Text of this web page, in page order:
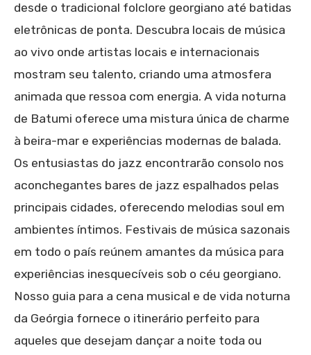
desde o tradicional folclore georgiano até batidas
eletrônicas de ponta. Descubra locais de música
ao vivo onde artistas locais e internacionais
mostram seu talento, criando uma atmosfera
animada que ressoa com energia. A vida noturna
de Batumi oferece uma mistura única de charme
à beira-mar e experiências modernas de balada.
Os entusiastas do jazz encontrarão consolo nos
aconchegantes bares de jazz espalhados pelas
principais cidades, oferecendo melodias soul em
ambientes íntimos. Festivais de música sazonais
em todo o país reúnem amantes da música para
experiências inesquecíveis sob o céu georgiano.
Nosso guia para a cena musical e de vida noturna
da Geórgia fornece o itinerário perfeito para
aqueles que desejam dançar a noite toda ou